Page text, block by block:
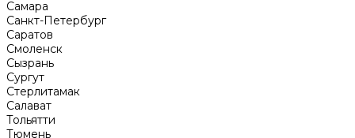
Самара
Санкт-Петербург
Саратов
Смоленск
Сызрань
Сургут
Стерлитамак
Салават
Тольятти
Тюмень